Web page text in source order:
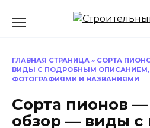
ГЛАВНАЯ СТРАНИЦА » СОРТА
ВИДЫ С ПОДРОБНЫМ
ФОТОГРАФИЯМИ И НАЗВАНИЯМИ
Сорта пионов
обзор — виды